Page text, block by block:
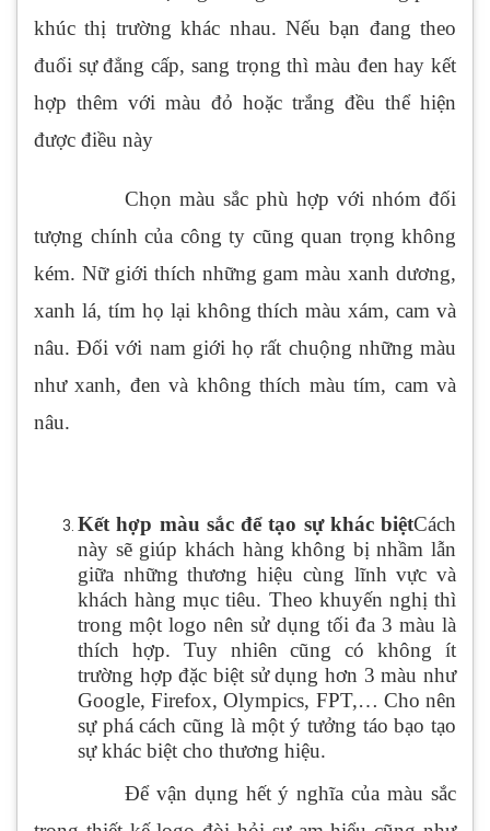
khúc thị trường khác nhau. Nếu bạn đang theo
đuổi sự đẳng cấp, sang trọng thì màu đen hay kết
hợp thêm với màu đỏ hoặc trắng đều thể hiện
được điều này
Chọn màu sắc phù hợp với nhóm đối
tượng chính của công ty cũng quan trọng không
kém. Nữ giới thích những gam màu xanh dương,
xanh lá, tím họ lại không thích màu xám, cam và
nâu. Đối với nam giới họ rất chuộng những màu
như xanh, đen và không thích màu tím, cam và
nâu.
Kết hợp màu sắc để tạo sự khác biệtCách
này sẽ giúp khách hàng không bị nhầm lẫn
giữa những thương hiệu cùng lĩnh vực và
khách hàng mục tiêu. Theo khuyến nghị thì
trong một logo nên sử dụng tối đa 3 màu là
thích hợp. Tuy nhiên cũng có không ít
trường hợp đặc biệt sử dụng hơn 3 màu như
Google, Firefox, Olympics, FPT,… Cho nên
sự phá cách cũng là một ý tưởng táo bạo tạo
sự khác biệt cho thương hiệu.
Để vận dụng hết ý nghĩa của màu sắc